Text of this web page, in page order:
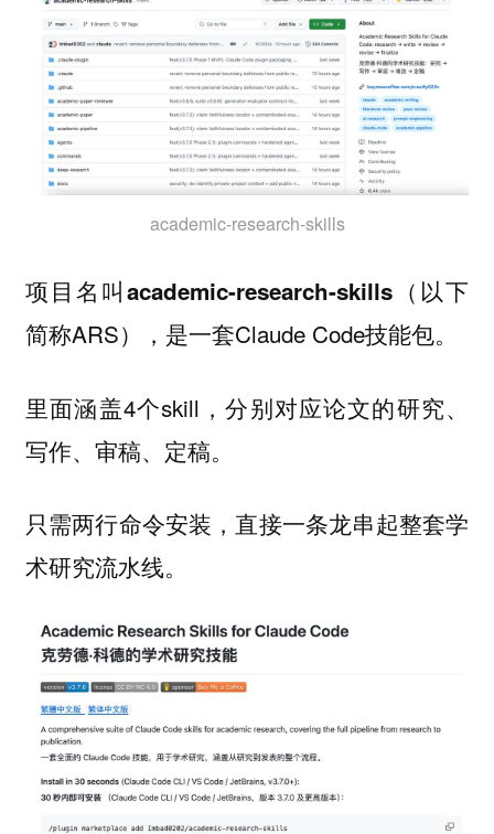
academic-research-skills
项目名叫academic-research-skills （以下
简称ARS），是一套Claude Code技能包。
里面涵盖4个skill，分别对应论文的研究、
写作、审稿、定稿。
只需两行命令安装，直接一条龙串起整套学
术研究流水线。